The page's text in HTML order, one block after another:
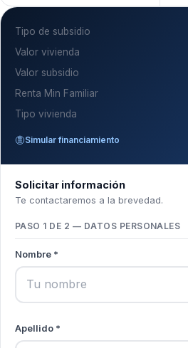
Tipo de subsidio
Valor vivienda
Valor subsidio
Renta Min Familiar
Tipo vivienda
Simular financiamiento
Solicitar información
Te contactaremos a la brevedad.
PASO 1 DE 2 — DATOS PERSONALES
Nombre *
Apellido *